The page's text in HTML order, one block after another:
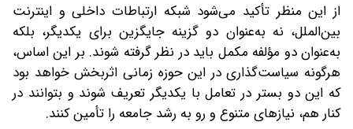
از این منظر تأکید می‌شود شبکه ارتباطات داخلی و اینترنت
بین‌الملل، نه به‌عنوان دو گزینه جایگزین برای یکدیگر، بلکه
به‌عنوان دو مؤلفه مکمل باید در نظر گرفته شوند. بر این اساس،
هرگونه سیاست‌گذاری در این حوزه زمانی اثربخش خواهد بود
که این دو بستر در تعامل با یکدیگر تعریف شوند و بتوانند در
کنار هم، نیازهای متنوع و رو به رشد جامعه را تأمین کنند.